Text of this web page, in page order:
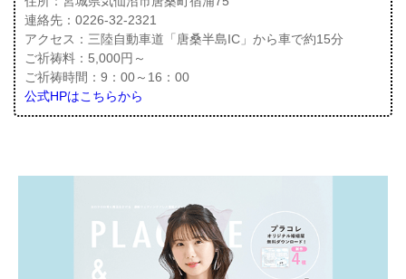
連絡先：0226-32-2321
アクセス：三陸自動車道「唐桑半島IC」から車で約15分
ご祈祷料：5,000円～
ご祈祷時間：9：00～16：00
公式HPはこちらから